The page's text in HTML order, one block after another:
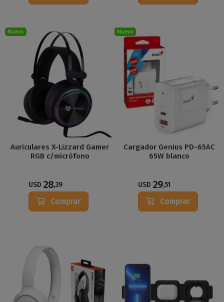
Nuevo
Auriculares X-Lizzard Gamer
RGB c/micrófono
USD 28,39
Comprar
Nuevo
Cargador Genius PD-65AC
65W blanco
USD 29,51
Comprar